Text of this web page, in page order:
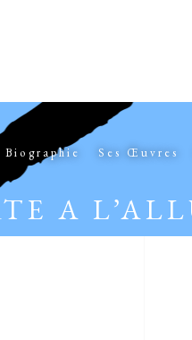
Biographie Ses Œuvres
A